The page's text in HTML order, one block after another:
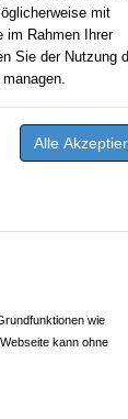
mit
im Rahmen Ihrer
Sie der Nutzung
wie
kann ohne